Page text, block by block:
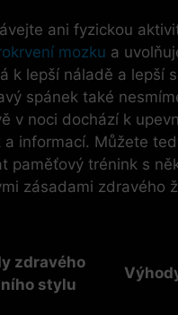
ani fyzickou
mozku a
k lepší náladě a lepší
spánek také
v noci dochází k
a informací. Můžete
paměťový trénink s
zásadami zdravého
zdravého
stylu